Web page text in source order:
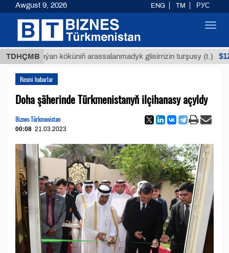
TDHÇMB
Buýan köküniň arassalanmadyk glisirrizin turşusy (t.) $12935,18
Resmi habarlar
Doha şäherinde Türkmenistanyň ilçihanasy açyldy
Biznes Türkmenistan
00:08 21.03.2023
Awgust 9, 2026 ENG TM РУС